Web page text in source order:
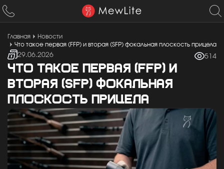
Главная
Новости
Что такое первая (FFP) и вторая (SFP) фокальная плоскость прицела
29.06.2026 514
ЧТО ТАКОЕ ПЕРВАЯ (FFP) И
ВТОРАЯ (SFP) ФОКАЛЬНАЯ
ПЛОСКОСТЬ ПРИЦЕЛА